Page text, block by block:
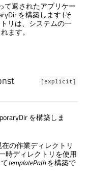
て返されたアプリケー
を構築します (そ
リは、システムの一
ます。
[explicit]
を構築しま
の作業ディレクトリ
時ディレクトリを使用
templatePathを構築で